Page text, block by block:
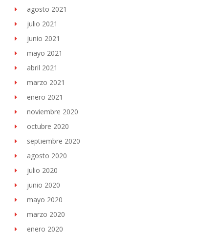
agosto 2021
julio 2021
junio 2021
mayo 2021
abril 2021
marzo 2021
enero 2021
noviembre 2020
octubre 2020
septiembre 2020
agosto 2020
julio 2020
junio 2020
mayo 2020
marzo 2020
enero 2020